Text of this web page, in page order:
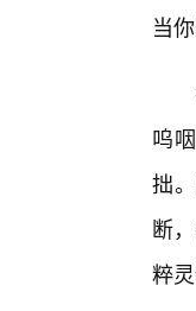
当
呜
拙
断
粹